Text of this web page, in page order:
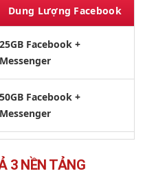
Dung Lượng Facebook
25GB Facebook +
Messenger
50GB Facebook +
Messenger
3 NỀN TẢNG